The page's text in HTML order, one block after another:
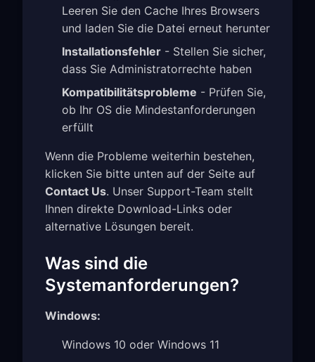
Leeren Sie den Cache Ihres Browsers
und laden Sie die Datei erneut herunter
Installationsfehler - Stellen Sie sicher,
dass Sie Administratorrechte haben
Kompatibilitätsprobleme - Prüfen Sie,
ob Ihr OS die Mindestanforderungen
erfüllt
Wenn die Probleme weiterhin bestehen,
klicken Sie bitte unten auf der Seite auf
Contact Us. Unser Support-Team stellt
Ihnen direkte Download-Links oder
alternative Lösungen bereit.
Was sind die
Systemanforderungen?
Windows:
Windows 10 oder Windows 11